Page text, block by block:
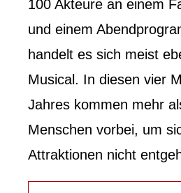
100 Akteure an einem
und einem
handelt es sich meist
Musical. In diesen vier
Jahres kommen mehr
Menschen vorbei, um
Attraktionen nicht